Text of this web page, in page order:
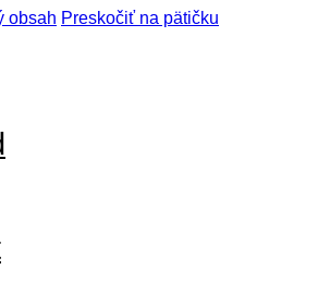
obsah Preskočiť na pätičku